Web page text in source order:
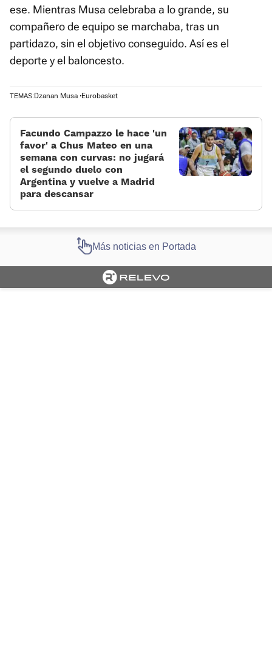
ese. Mientras Musa celebraba a lo grande, su
compañero de equipo se marchaba, tras un
partidazo, sin el objetivo conseguido. Así es el
deporte y el baloncesto.
TEMAS: Dzanan Musa Eurobasket
Facundo Campazzo le hace 'un
favor' a Chus Mateo en una
semana con curvas: no jugará
el segundo duelo con
Argentina y vuelve a Madrid
para descansar
Más noticias en Portada